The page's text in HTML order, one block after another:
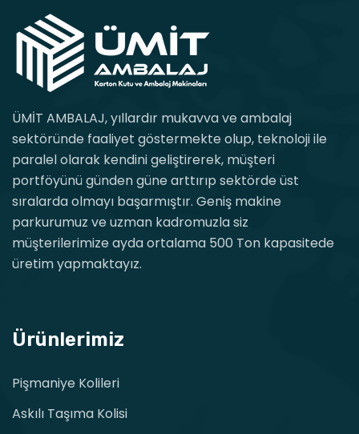
ÜMİT AMBALAJ, yıllardır mukavva ve ambalaj
sektöründe faaliyet göstermekte olup, teknoloji ile
paralel olarak kendini geliştirerek, müşteri
portföyünü günden güne arttırıp sektörde üst
sıralarda olmayı başarmıştır. Geniş makine
parkurumuz ve uzman kadromuzla siz
müşterilerimize ayda ortalama 500 Ton kapasitede
üretim yapmaktayız.
Ürünlerimiz
Pişmaniye Kolileri
Askılı Taşıma Kolisi